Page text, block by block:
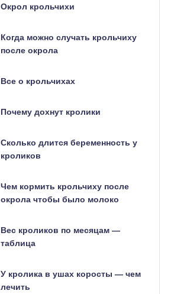
Окрол крольчихи
Когда можно случать крольчиху
после окрола
Все о крольчихах
Почему дохнут кролики
Сколько длится беременность у
кроликов
Чем кормить крольчиху после
окрола чтобы было молоко
Вес кроликов по месяцам —
таблица
У кролика в ушах коросты — чем
лечить